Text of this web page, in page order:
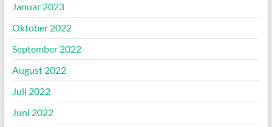
Januar 2023
Oktober 2022
September 2022
August 2022
Juli 2022
Juni 2022